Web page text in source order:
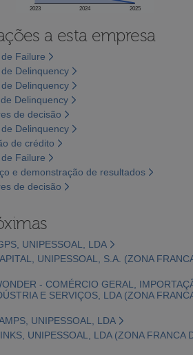
2023 2024 2025
a esta empresa
Failure
Delinquency
Delinquency
Delinquency
de decisão
Delinquency
de crédito
Failure
e demonstração de resultados
de decisão
UNIPESSOAL, LDA
UNIPESSOAL, S.A. (ZONA
- COMÉRCIO GERAL,
E SERVIÇOS, LDA (ZONA
UNIPESSOAL, LDA
UNIPESSOAL, LDA (ZONA FRANCA